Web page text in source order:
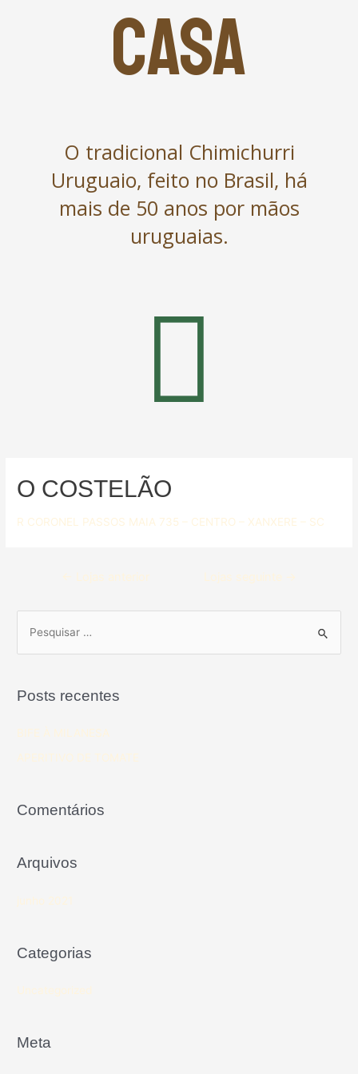
CASA
O tradicional Chimichurri
Uruguaio, feito no Brasil, há
mais de 50 anos por mãos
uruguaias.
O COSTELÃO
R CORONEL PASSOS MAIA 735 – CENTRO – XANXERE – SC
← Lojas anterior Lojas seguinte →
Posts recentes
BIFE À MILANESA
APERITIVO DE TOMATE
Comentários
Arquivos
junho 2021
Categorias
Uncategorized
Meta